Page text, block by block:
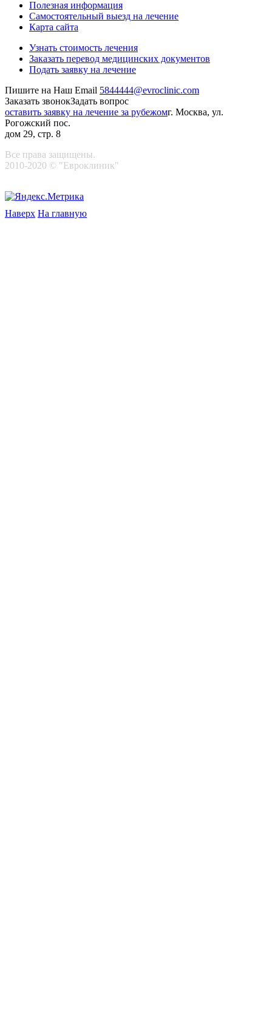
Полезная информация
Самостоятельный выезд на лечение
Карта сайта
Узнать стоимость лечения
Заказать перевод медицинских документов
Подать заявку на лечение
Пишите на Наш Email 5844444@evroclinic.com
Заказать звонокЗадать вопрос
оставить заявку на лечение за рубежомг. Москва, ул.
Рогожский пос.
дом 29, стр. 8
Все права защищены.
2010-2020 © "Евроклиник"
Наверх На главную